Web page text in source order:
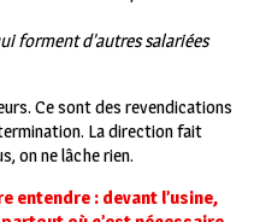
forment d’autres salariées
Ce sont des revendications
La direction fait
on ne lâche rien.
entendre : devant l’usine,